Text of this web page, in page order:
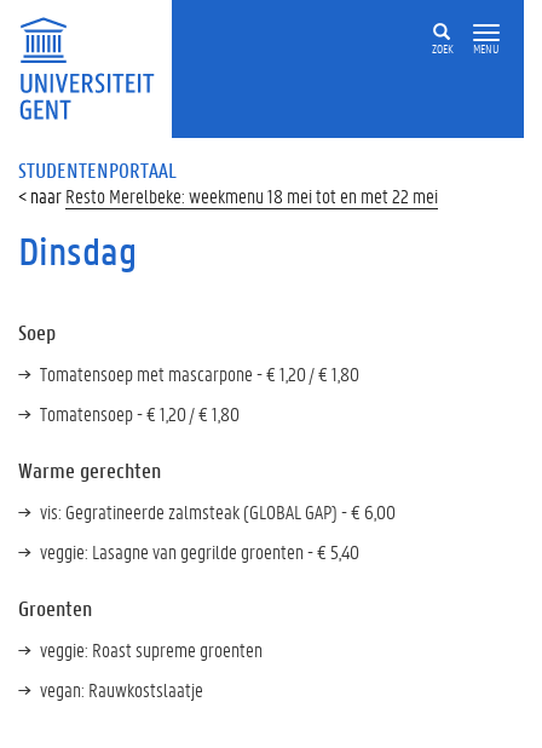
ZOEK MENU
STUDENTENPORTAAL
Resto Merelbeke: weekmenu 18 mei tot en met 22 mei
Dinsdag
Soep
Tomatensoep met mascarpone - € 1,20 / € 1,80
Tomatensoep - € 1,20 / € 1,80
Warme gerechten
vis: Gegratineerde zalmsteak (GLOBAL GAP) - € 6,00
veggie: Lasagne van gegrilde groenten - € 5,40
Groenten
veggie: Roast supreme groenten
vegan: Rauwkostslaatje